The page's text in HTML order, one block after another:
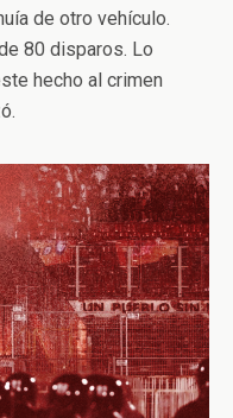
de otro vehículo.
80 disparos. Lo
hecho al crimen